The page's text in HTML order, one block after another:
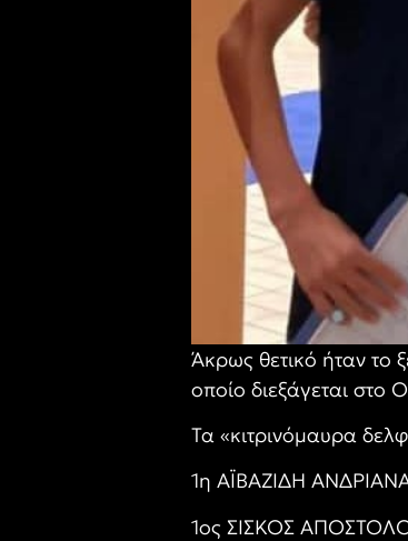
Άκρως θετικό ήταν το
οποίο διεξάγεται στο
Τα «κιτρινόμαυρα
1η ΑΪΒΑΖΙΔΗ
1ος ΣΊΣΚΟΣ